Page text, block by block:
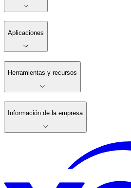
Aplicaciones
Herramientas y recursos
Información de la empresa